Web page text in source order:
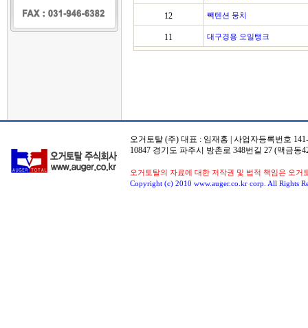
12 빽텐션 뭉치
11 대구경용 오일탱크
오거토탈 (주) 대표 : 임재홍 | 사업자등록번호
10847 경기도 파주시 방촌로 348번길 27 (맥금동
오거토탈의 자료에 대한 저작권 및 법적 책임은 오
Copyright (c) 2010 www.auger.co.kr corp. All Rights